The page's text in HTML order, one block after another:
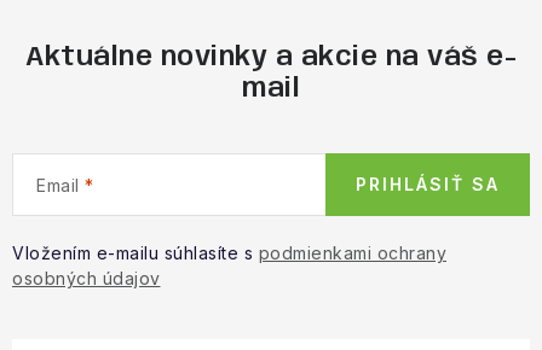
Aktuálne novinky a akcie na váš e-
mail
Email
Vložením e-mailu súhlasíte s podmienkami ochrany
osobných údajov
PRIHLÁSIŤ SA